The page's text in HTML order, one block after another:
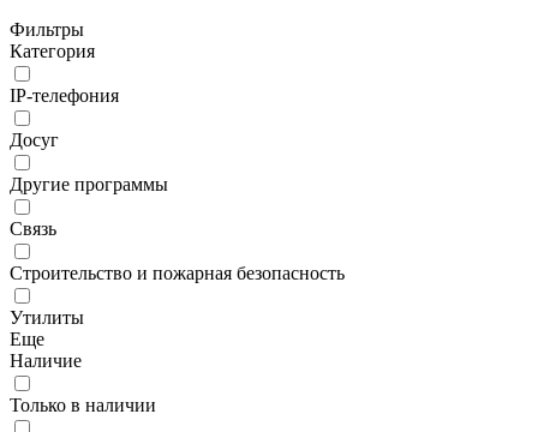
Фильтры
Категория
IP-телефония
Досуг
Другие программы
Связь
Строительство и пожарная безопасность
Утилиты
Еще
Наличие
Только в наличии